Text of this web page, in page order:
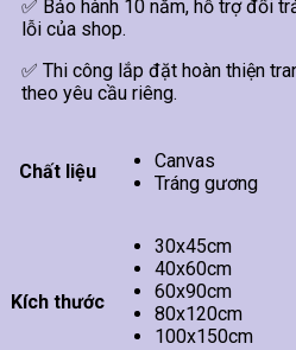
✅ Bảo hành 10 năm, hỗ trợ đổi
lỗi của shop.
✅ Thi công lắp đặt hoàn thiện
theo yêu cầu riêng.
Chất liệu
Canvas
Tráng gương
Kích thước
30x45cm
40x60cm
60x90cm
80x120cm
100x150cm